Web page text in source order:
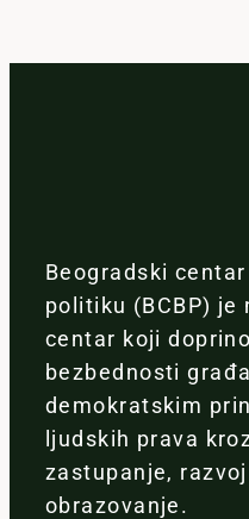
Beogradski
politiku (BCBP)
centar koji
bezbednosti
demokratskim
ljudskih prava
zastupanje,
obrazovanje.